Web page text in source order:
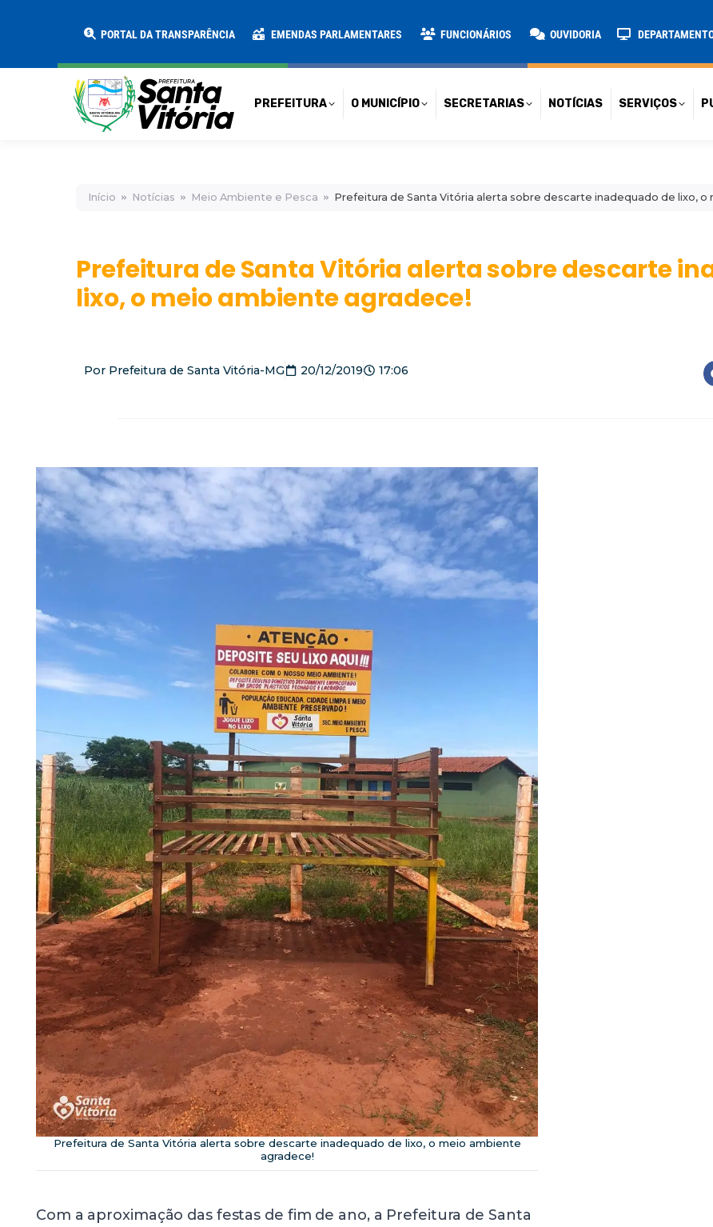
PORTAL DA TRANSPARÊNCIA EMENDAS PARLAMENTARES FUNCIONÁRIOS OUVIDORIA
PREFEITURA O MUNICÍPIO SECRETARIAS NOTÍCIAS SERVIÇOS
Início Notícias Meio Ambiente e Pesca Prefeitura de Santa Vitória alerta sobre descarte inadequado de lixo,
Prefeitura de Santa Vitória alerta sobre descarte
lixo, o meio ambiente agradece!
Por Prefeitura de Santa Vitória-MG 20/12/2019 17:06
Prefeitura de Santa Vitória alerta sobre descarte inadequado de lixo, o meio ambiente
agradece!
Com a aproximação das festas de fim de ano, a Prefeitura de Santa